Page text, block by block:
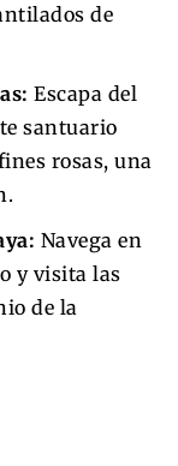
de
Escapa del
santuario
rosas, una
Navega en
y visita las
de la